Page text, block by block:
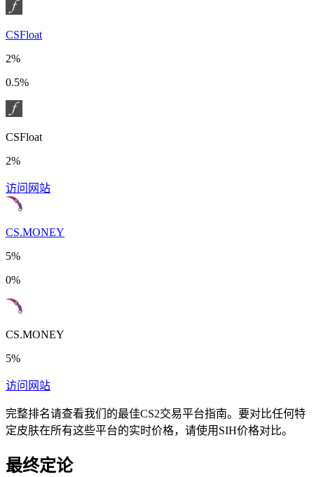
CSFloat
2%
0.5%
CSFloat
2%
访问网站
CS.MONEY
5%
0%
CS.MONEY
5%
访问网站
完整排名请查看我们的最佳CS2交易平台指南。要对比任何特
定皮肤在所有这些平台的实时价格，请使用SIH价格对比。
最终定论